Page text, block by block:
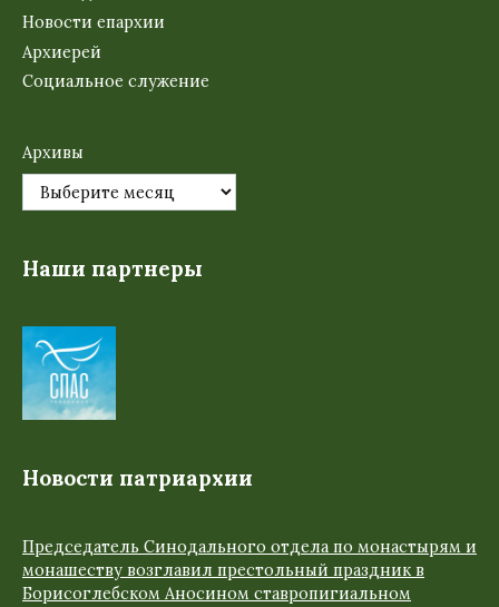
Новости епархии
Архиерей
Социальное служение
Архивы
Наши партнеры
Новости патриархии
Председатель Синодального отдела по монастырям и
монашеству возглавил престольный праздник в
Борисоглебском Аносином ставропигиальном